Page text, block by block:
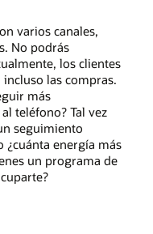
varios canales,
No podrás
los clientes
las compras.
más
teléfono? Tal vez
seguimiento
¿cuánta energía más
un programa de